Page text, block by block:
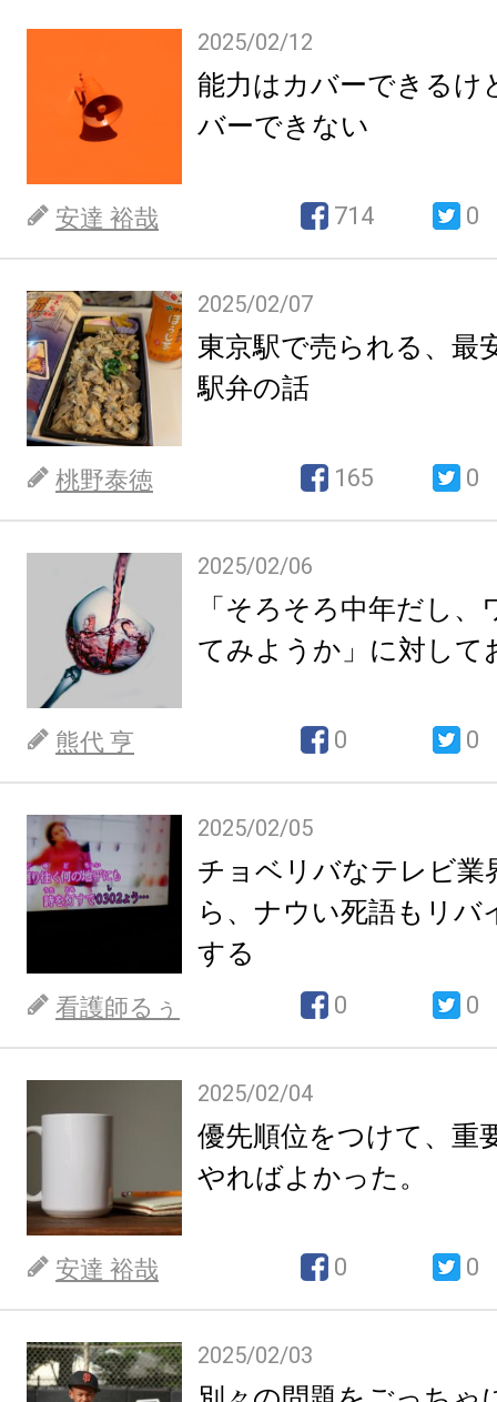
2025/02/12
能力はカバーできるけ
バーできない
安達 裕哉 714 0
2025/02/07
東京駅で売られる、最
駅弁の話
桃野泰徳 165 0
2025/02/06
「そろそろ中年だし
てみようか」に対して
熊代 亨 0 0
2025/02/05
チョベリバなテレビ業
ら、ナウい死語もリバ
する
看護師るぅ 0 0
2025/02/04
優先順位をつけて、重
やればよかった。
安達 裕哉 0 0
2025/02/03